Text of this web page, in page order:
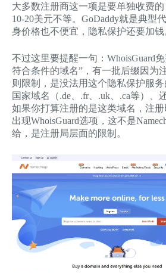
大多数注册商这一项是要单独收费
10-20美元不等。GoDaddy就是典型
身价格也不便宜，隐私保护还要加钱
不过这里要提醒一句：WhoisGuard
符合条件的域名”，有一批后缀因为
则限制，是没法用这个隐私保护服
国家域名（.de、.fr、.uk、.ca等）、
如果你打算注册的是这类域名，注
出现WhoisGuard选项，这不是
给，是注册局层面的限制。